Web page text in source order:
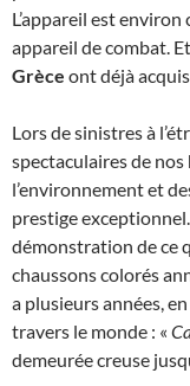
L’appareil est
appareil de combat.
Grèce ont déjà
Lors de sinistres à
spectaculaires de nos
l’environnement et
prestige
démonstration de ce
chaussons colorés
a plusieurs années,
travers le monde : «
demeurée creuse